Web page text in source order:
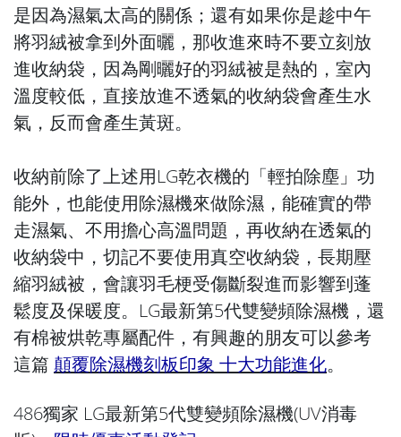
是因為濕氣太高的關係；還有如果你是趁中午
將羽絨被拿到外面曬，那收進來時不要立刻放
進收納袋，因為剛曬好的羽絨被是熱的，室內
溫度較低，直接放進不透氣的收納袋會產生水
氣，反而會產生黃斑。
收納前除了上述用LG乾衣機的「輕拍除塵」功
能外，也能使用除濕機來做除濕，能確實的帶
走濕氣、不用擔心高溫問題，再收納在透氣的
收納袋中，切記不要使用真空收納袋，長期壓
縮羽絨被，會讓羽毛梗受傷斷裂進而影響到蓬
鬆度及保暖度。LG最新第5代雙變頻除濕機，還
有棉被烘乾專屬配件，有興趣的朋友可以參考
這篇 顛覆除濕機刻板印象 十大功能進化。
486獨家 LG最新第5代雙變頻除濕機(UV消毒